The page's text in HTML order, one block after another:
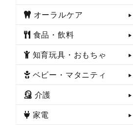
オーラルケア
食品・飲料
知育玩具・おもちゃ
ベビー・マタニティ
介護
家電